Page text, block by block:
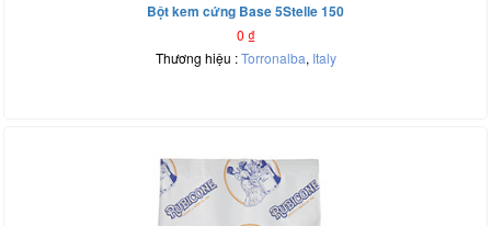
Bột kem cứng Base 5Stelle 150
0 ₫
Thương hiệu :Torronalba, Italy